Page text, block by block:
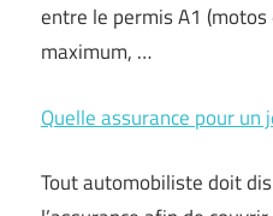
entre le permis A1
maximum, …
Quelle assurance pour un
Tout automobiliste doit